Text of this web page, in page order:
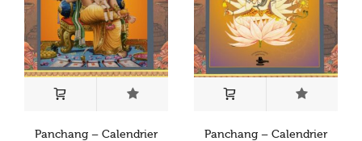
Panchang – Calendrier
Panchang – Calendrier